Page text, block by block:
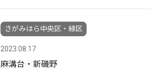
さがみはら中央区・緑区
2023.08.17
麻溝台・新磯野